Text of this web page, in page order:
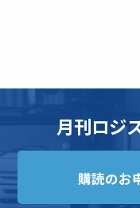
月刊ロジ
購読のお